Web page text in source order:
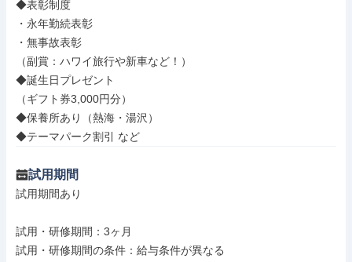
◆表彰制度
・永年勤続表彰
・無事故表彰
（副賞：ハワイ旅行や新車など！）
◆誕生日プレゼント
（ギフト券3,000円分）
◆保養所あり（熱海・湯沢）
◆テーマパーク割引 など
試用期間
試用期間あり
試用・研修期間：3ヶ月
試用・研修期間の条件：給与条件が異なる